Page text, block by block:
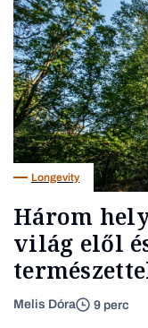
Longevity
Három
világ elől
Melis Dóra 9 perc